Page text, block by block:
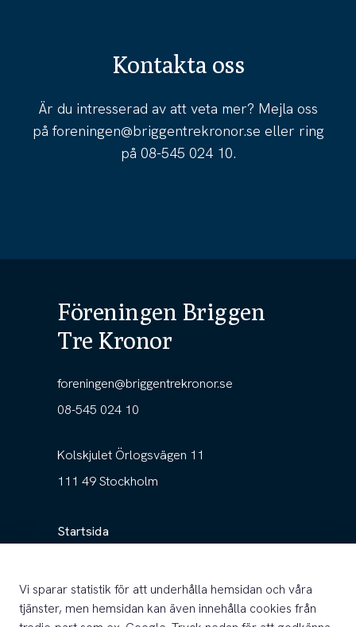
Kontakta oss
Är du intresserad av att veta mer? Mejla oss
påforeningen@briggentrekronor.se eller ring
på 08-545 024 10.
Föreningen Briggen
Tre Kronor
foreningen@briggentrekronor.se
08-545 024 10
Kolskjulet Örlogsvägen 11
111 49 Stockholm
Startsida
Fartyget
Nyheter
Vi sparar statistik för att underhålla hemsidan och våra
tjänster, men hemsidan kan även innehålla cookies från